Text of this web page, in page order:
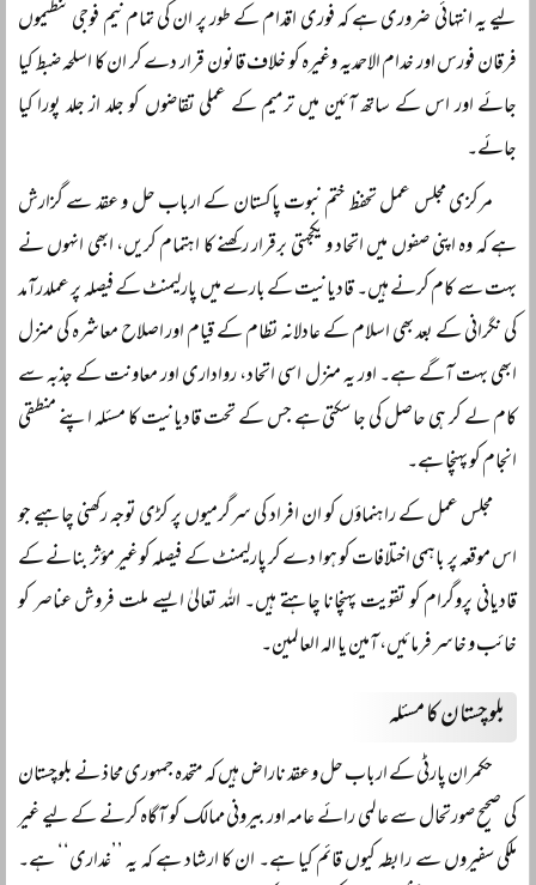
لیے یہ انتہائی ضروری ہے کہ فوری اقدام کے طور پر ان کی تمام نیم فوجی تنظیموں
فرقان فورس اور خدام الاحمدیہ وغیرہ کو خلاف قانون قرار دے کر ان کا اسلحہ ضبط کیا
جائے اور اس کے ساتھ آئین میں ترمیم کے عملی تقاضوں کو جلد از جلد پورا کیا
جائے۔
مرکزی مجلس عمل تحفظ ختم نبوت پاکستان کے ارباب حل و عقد سے گزارش
ہے کہ وہ اپنی صفوں میں اتحاد و یکجہتی برقرار رکھنے کا اہتمام کریں، ابھی انہوں نے
بہت سے کام کرنے ہیں۔ قادیانیت کے بارے میں پارلیمنٹ کے فیصلہ پر عملدرآمد
کی نگرانی کے بعد بھی اسلام کے عادلانہ نظام کے قیام اور اصلاح معاشرہ کی منزل
ابھی بہت آگے ہے۔ اور یہ منزل اسی اتحاد، رواداری اور معاونت کے جذبہ سے
کام لے کر ہی حاصل کی جا سکتی ہے جس کے تحت قادیانیت کا مسئلہ اپنے منطقی
انجام کو پہنچا ہے۔
مجلس عمل کے راہنماؤں کو ان افراد کی سرگرمیوں پر کڑی توجہ رکھنی چاہیے جو
اس موقعہ پر باہمی اختلافات کو ہوا دے کر پارلیمنٹ کے فیصلہ کو غیر مؤثر بنانے کے
قادیانی پروگرام کو تقویت پہنچانا چاہتے ہیں۔ اللہ تعالیٰ ایسے ملت فروش عناصر کو
خائب و خاسر فرمائیں، آمین یا الہ العالمین۔
بلوچستان کا مسئلہ
حکمران پارٹی کے ارباب حل و عقد ناراض ہیں کہ متحدہ جمہوری محاذ نے بلوچستان
کی صحیح صورتحال سے عالمی رائے عامہ اور بیرونی ممالک کو آگاہ کرنے کے لیے غیر
ملکی سفیروں سے رابطہ کیوں قائم کیا ہے۔ ان کا ارشاد ہے کہ یہ ’’غداری‘‘ ہے۔